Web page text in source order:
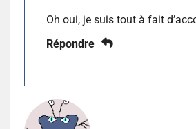
Oh oui, je suis tout à fait
Répondre